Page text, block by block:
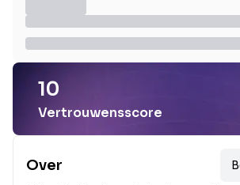
10
Vertrouwensscore
Over